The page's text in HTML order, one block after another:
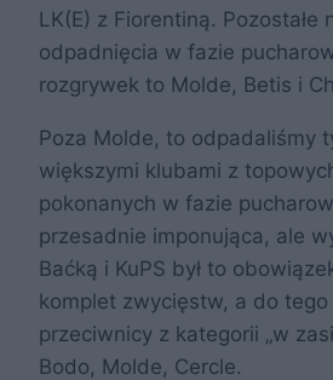
LK(E) z Fiorentiną. Pozostałe
odpadnięcia w fazie
rozgrywek to Molde, Betis i
Poza Molde, to odpadaliśmy
większymi klubami z
pokonanych w fazie
przesadnie imponująca, ale
Baćką i KuPS był to
komplet zwycięstw, a do
przeciwnicy z kategorii „w
Bodo, Molde, Cercle.